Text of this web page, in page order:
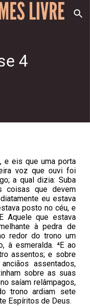
Skip to navigation
4
e eis que uma porta
voz que ouvi foi
a qual dizia: Suba
coisas que devem
eu estava
posto no céu, e
Aquele que estava
à pedra de
redor do trono um
à esmeralda. ⁴E ao
assentos; e sobre
assentados,
sobre as suas
saíam relâmpagos,
trono ardiam sete
Espíritos de Deus.